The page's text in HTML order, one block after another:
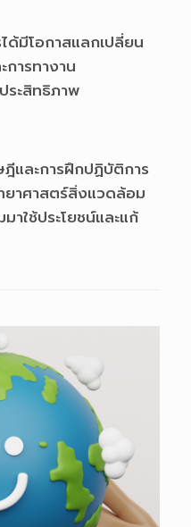
ได้มีโอกาสแลกเปลี่ยน
ารทางาน
ระสิทธิภาพ
และการฝึกปฏิบัติการ
ยาศาสตร์สิ่งแวดล้อม
าใช้ประโยชน์และแก้